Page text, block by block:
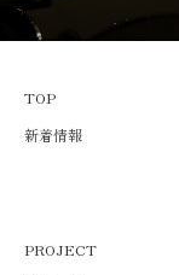
TOP
新着情報
PROJECT